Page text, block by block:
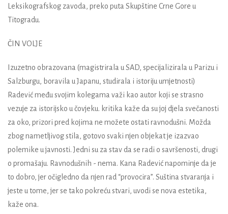
Leksikografskog zavoda, preko puta Skupštine Crne Gore u
Titogradu.
ČIN VOLJE
Izuzetno obrazovana (magistrirala u SAD, specijalizirala u Parizu i
Salzburgu, boravila u Japanu, studirala i istoriju umjetnosti)
Radević među svojim kolegama važi kao autor koji se strasno
vezuje za istorijsko u čovjeku. kritika kaže da su joj djela svečanosti
za oko, prizori pred kojima ne možete ostati ravnodušni. Možda
zbog nametljivog stila, gotovo svaki njen objekat je izazvao
polemike u javnosti. Jedni su za stav da se radi o savršenosti, drugi
o promašaju. Ravnodušnih - nema. Kana Radević napominje da je
to dobro, jer očigledno da njen rad “provocira”. Suština stvaranja i
jeste u tome, jer se tako pokreću stvari, uvodi se nova estetika,
kaže ona.